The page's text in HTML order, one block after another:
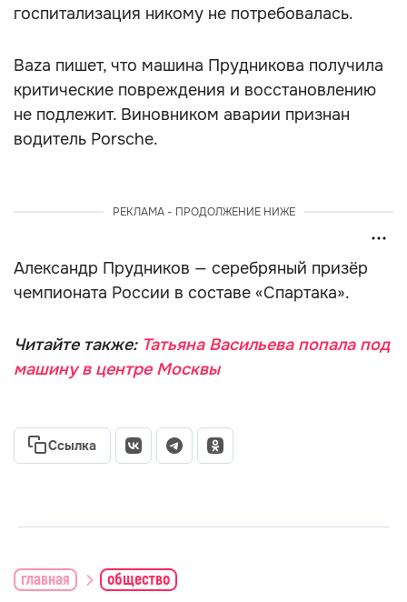
госпитализация никому не потребовалась.
Baza пишет, что машина Прудникова получила
критические повреждения и восстановлению
не подлежит. Виновником аварии признан
водитель Porsche.
РЕКЛАМА - ПРОДОЛЖЕНИЕ НИЖЕ
Александр Прудников — серебряный призёр
чемпионата России в составе «Спартака».
Читайте также: Татьяна Васильева попала под
машину в центре Москвы
Ссылка
главная общество